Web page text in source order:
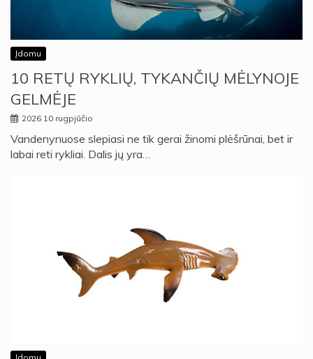
Įdomu
10 RETŲ RYKLIŲ, TYKANČIŲ MĖLYNOJE
GELMĖJE
2026 10 rugpjūčio
Vandenynuose slepiasi ne tik gerai žinomi plėšrūnai, bet ir
labai reti rykliai. Dalis jų yra…